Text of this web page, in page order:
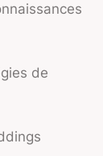
de